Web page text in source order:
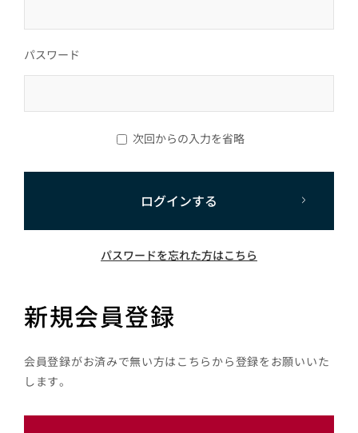
パスワード
次回からの入力を省略
ログインする
パスワードを忘れた方はこちら
新規会員登録
会員登録がお済みで無い方はこちらから登録をお願いいた
します。